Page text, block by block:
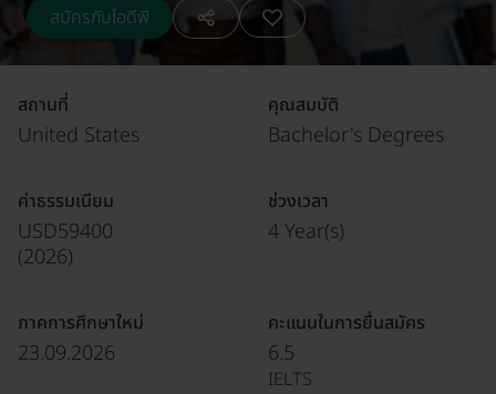
สมัครกับไอดีพี
สถานที่
United States
คุณสมบัติ
Bachelor's Degrees
ค่าธรรมเนียม
USD59400
(2026)
ช่วงเวลา
4 Year(s)
ภาคการศึกษาใหม่
23.09.2026
คะแนนในการยื่นสมัคร
6.5
IELTS